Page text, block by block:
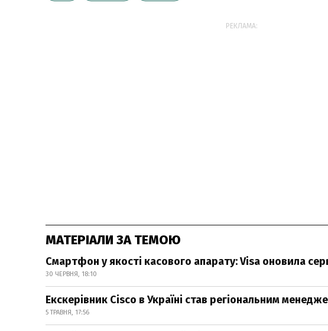
РЕКЛАМА:
МАТЕРІАЛИ ЗА ТЕМОЮ
Смартфон у якості касового апарату: Visa оновила
30 ЧЕРВНЯ, 18:10
Екскерівник Cisco в Україні став регіональним
5 ТРАВНЯ, 17:56